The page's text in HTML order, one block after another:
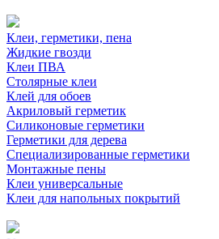
Клеи, герметики, пена
Жидкие гвозди
Клеи ПВА
Столярные клеи
Клей для обоев
Акриловый герметик
Силиконовые герметики
Герметики для дерева
Специализированные герметики
Монтажные пены
Клеи универсальные
Клеи для напольных покрытий